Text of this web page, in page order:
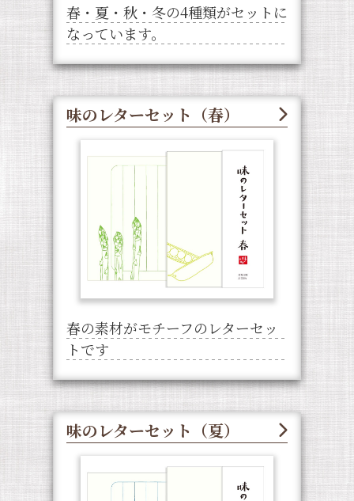
春・夏・秋・冬の4種類がセットに
なっています。
味のレターセット（春）
春の素材がモチーフのレターセッ
トです
味のレターセット（夏）